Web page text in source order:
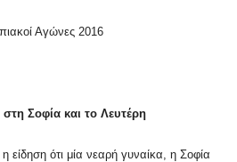
Αγώνες 2016
στη Σοφία και το Λευτέρη
είδηση ότι μία νεαρή γυναίκα, η Σοφία